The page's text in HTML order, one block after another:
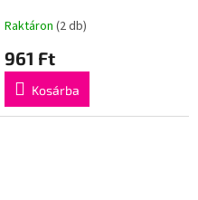
Raktáron (2 db)
961 Ft
Kosárba